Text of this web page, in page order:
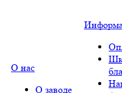
О нас
О заводе